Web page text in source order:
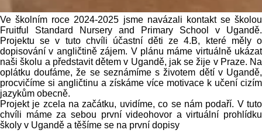
Ve školním roce 2024-2025 jsme navázali kontakt se školou
Fruitful Standard Nursery and Primary School v Ugandě.
Projektu se v tuto chvíli účastní děti ze 4.B, které měly o
dopisování v angličtině zájem. V plánu máme virtuálně ukázat
naši školu a představit dětem v Ugandě, jak se žije v Praze. Na
oplátku doufáme, že se seznámíme s životem dětí v Ugandě,
procvičíme si angličtinu a získáme více motivace k učení cizím
jazykům obecně.
Projekt je zcela na začátku, uvidíme, co se nám podaří. V tuto
chvíli máme za sebou první videohovor a virtuální prohlídku
školy v Ugandě a těšíme se na první dopisy